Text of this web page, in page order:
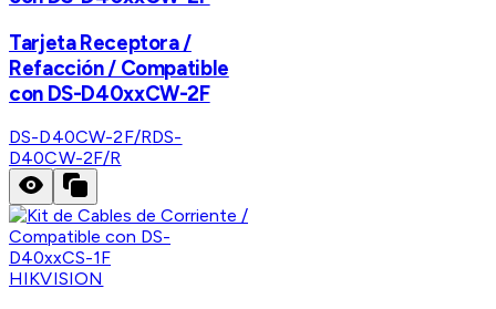
Tarjeta Receptora /
Refacción / Compatible
con DS-D40xxCW-2F
DS-D40CW-2F/RDS-
D40CW-2F/R
HIKVISION